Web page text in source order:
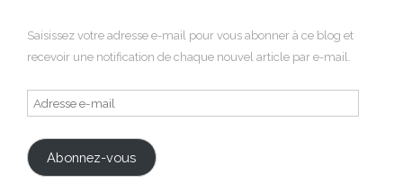
Saisissez votre adresse e-mail pour vous abonner à ce blog et
recevoir une notification de chaque nouvel article par e-mail.
Adresse
e-
mail
Abonnez-vous